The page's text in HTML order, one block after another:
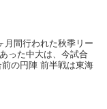
間行われた秋季リー
った中大は、今試合
の円陣 前半戦は東海